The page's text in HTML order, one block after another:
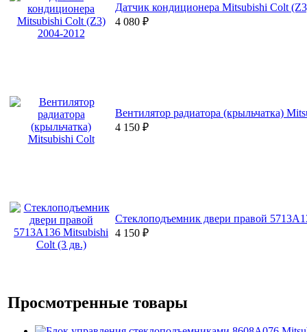
Датчик кондиционера Mitsubishi Colt
4 080 ₽
Вентилятор радиатора (крыльчатка)
4 150 ₽
Стеклоподъемник двери правой
4 150 ₽
Просмотренные товары